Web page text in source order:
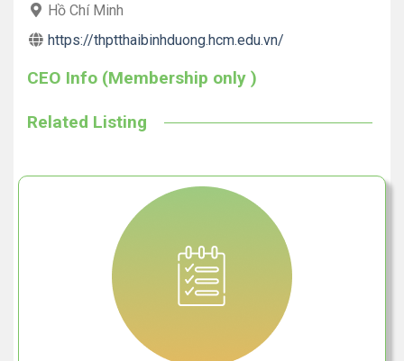
Hồ Chí Minh
https://thptthaibinhduong.hcm.edu.vn/
CEO Info (Membership only )
Related Listing